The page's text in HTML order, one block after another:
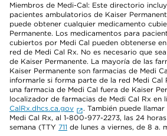
Miembros de Medi-Cal: Este directorio
pacientes ambulatorios de Kaiser
puede obtener cualquier medicamento
Permanente. Los medicamentos para
cubiertos por Medi Cal pueden obtenerse
red de Medi Cal Rx. No es necesario que
de Kaiser Permanente. La mayoría de las
Kaiser Permanente son farmacias de Medi
informarle si forma parte de la red Medi Cal
una farmacia de Medi Cal fuera de Kaiser
localizador de farmacias de Medi Cal Rx en
CalRx.dhcs.ca.gov
. También puede
Medi Cal Rx, al 1-800-977-2273, las 24
semana (TTY 711 de lunes a viernes, de 8 a.